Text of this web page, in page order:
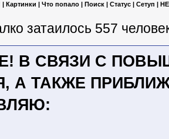
| Картинки | Что попало | Поиск | Статус | Сетуп |
затаилось 557
В СВЯЗИ С
А ТАКЖЕ